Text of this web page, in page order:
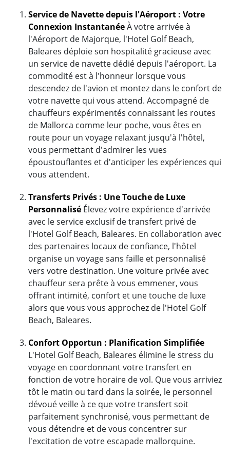
Service de Navette depuis l'Aéroport : Votre
Connexion InstantanéeÀ votre arrivée à
l'Aéroport de Majorque, l'Hotel Golf Beach,
Baleares déploie son hospitalité gracieuse avec
un service de navette dédié depuis l'aéroport. La
commodité est à l'honneur lorsque vous
descendez de l'avion et montez dans le confort de
votre navette qui vous attend. Accompagné de
chauffeurs expérimentés connaissant les routes
de Mallorca comme leur poche, vous êtes en
route pour un voyage relaxant jusqu'à l'hôtel,
vous permettant d'admirer les vues
époustouflantes et d'anticiper les expériences qui
vous attendent.
Transferts Privés : Une Touche de Luxe
Personnalisé Élevez votre expérience d'arrivée
avec le service exclusif de transfert privé de
l'Hotel Golf Beach, Baleares. En collaboration avec
des partenaires locaux de confiance, l'hôtel
organise un voyage sans faille et personnalisé
vers votre destination. Une voiture privée avec
chauffeur sera prête à vous emmener, vous
offrant intimité, confort et une touche de luxe
alors que vous vous approchez de l'Hotel Golf
Beach, Baleares.
Confort Opportun : Planification Simplifiée
L'Hotel Golf Beach, Baleares élimine le stress du
voyage en coordonnant votre transfert en
fonction de votre horaire de vol. Que vous arriviez
tôt le matin ou tard dans la soirée, le personnel
dévoué veille à ce que votre transfert soit
parfaitement synchronisé, vous permettant de
vous détendre et de vous concentrer sur
l'excitation de votre escapade mallorquine.